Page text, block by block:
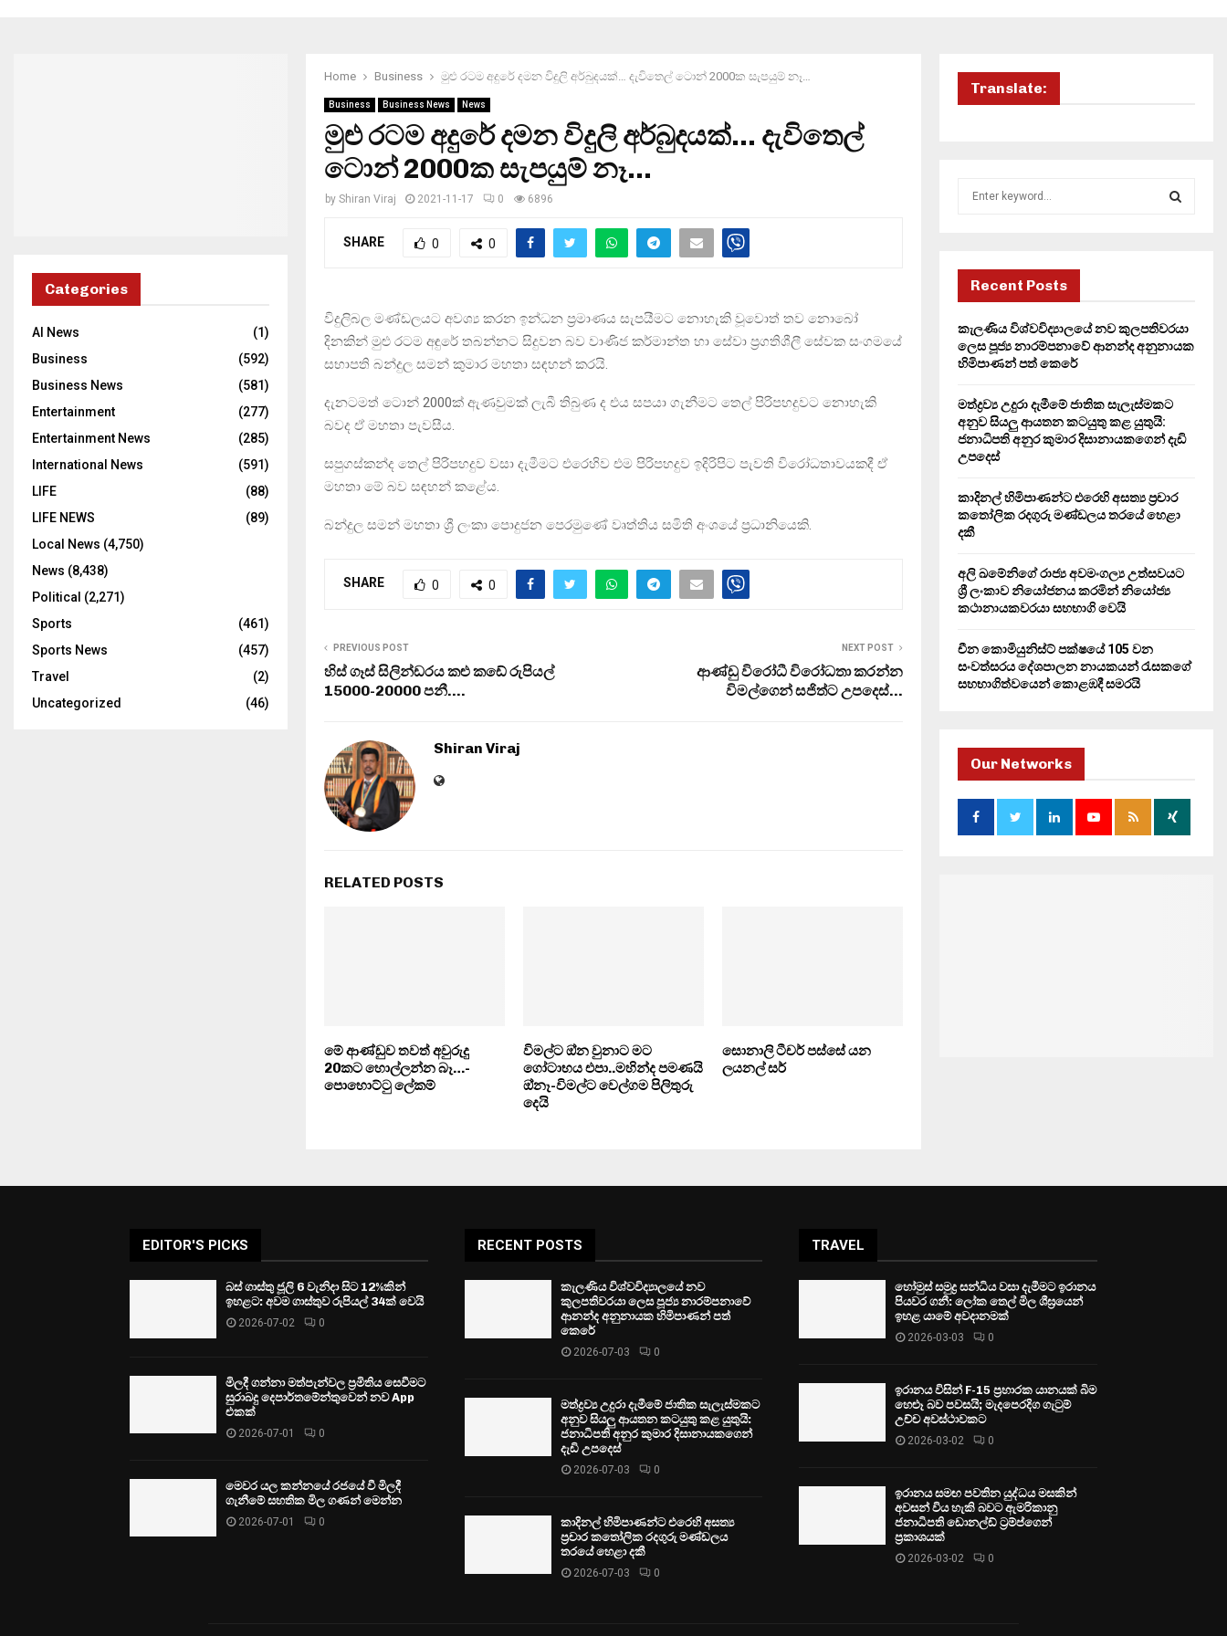
Home Business මුළු රටම අදුරේ දමන විදුලි අර්බුදයක්… දැවිතෙල් ටොන් 2000ක සැපයුම් නෑ…
Business Business News News
මුළු රටම අදුරේ දමන විදුලි අර්බුදයක්… දැවිතෙල්
ටොන් 2000ක සැපයුම් නෑ…
by Shiran Viraj 2021-11-17 0 6896
SHARE 0 0
විදුලිබල මණ්ඩලයට අවශ්‍ය කරන ඉන්ධන ප්‍රමාණය සැපයීමට නොහැකි වූවොත් තව නොබෝ
දිනකින් මුළු රටම අඳුරේ තබන්නට සිදුවන බව වාණිජ කර්මාන්ත හා සේවා ප්‍රගතිශීලී සේවක සංගමයේ
සභාපති බන්දුල සමන් කුමාර මහතා සඳහන් කරයි.
දැනටමත් ටොන් 2000ක් ඇණවුමක් ලැබී තිබුණ ද එය සපයා ගැනීමට තෙල් පිරිපහදුවට නොහැකි
බවද ඒ මහතා පැවසීය.
සපුගස්කන්ද තෙල් පිරිපහදුව වසා දැමීමට එරෙහිව එම පිරිපහදුව ඉදිරිපිට පැවති විරෝධතාවයකදී ඒ
මහතා මේ බව සඳහන් කළේය.
බන්දුල සමන් මහතා ශ්‍රී ලංකා පොදුජන පෙරමුණේ වෘත්තිය සමිති අංශයේ ප්‍රධානියෙකි.
SHARE 0 0
PREVIOUS POST
හිස් ගෑස් සිලින්ඩරය කළු කඩේ රුපියල්
15000-20000 පනී….
NEXT POST
ආණ්ඩු විරෝධී විරෝධතා කරන්න
විමල්ගෙන් සජිත්ට උපදෙස්…
Shiran Viraj
RELATED POSTS
මේ ආණ්ඩුව තවත් අවුරුදු
20කට හොල්ලන්න බෑ…-
පොහොට්ටු ලේකම්
විමල්ට ඔ්න වුනාට මට
ගෝටාභය එපා..මහින්ද පමණයි
ඔ්නෑ-විමල්ට වෙල්ගම පිලිතුරු
දෙයි
සොනාලි ටීචර් පස්‌සේ යන
ලයනල් සර්
Categories
AI News
(1)
Business
(592)
Business News
(581)
Entertainment
(277)
Entertainment News
(285)
International News
(591)
LIFE
(88)
LIFE NEWS
(89)
Local News (4,750)
News (8,438)
Political (2,271)
Sports
(461)
Sports News
(457)
Travel
(2)
Uncategorized
(46)
Translate:
f
r
:
R
Recent Posts
කැලණිය විශ්වවිද්‍යාලයේ නව කුලපතිවරයා
ලෙස පූජ්‍ය නාරම්පනාවේ ආනන්ද අනුනායක
හිමිපාණන් පත් කෙරේ
මත්ද්‍රව්‍ය උදුරා දැමීමේ ජාතික සැලැස්මකට
අනුව සියලු ආයතන කටයුතු කළ යුතුයි:
ජනාධිපති අනුර කුමාර දිසානායකගෙන් දැඩි
උපදෙස්
කාදිනල් හිමිපාණන්ට එරෙහි අසත්‍ය ප්‍රචාර
කතෝලික රදගුරු මණ්ඩලය තරයේ හෙළා
දකී
අලි ඛමේනිගේ රාජ්‍ය අවමංගල්‍ය උත්සවයට
ශ්‍රී ලංකාව නියෝජනය කරමින් නියෝජ්‍ය
කථානායකවරයා සහභාගි වෙයි
චීන කොමියුනිස්ට් පක්ෂයේ 105 වන
සංවත්සරය දේශපාලන නායකයන් රැසකගේ
සහභාගිත්වයෙන් කොළඹදී සමරයි
Our Networks
EDITOR'S PICKS
බස් ගාස්තු ජූලි 6 වැනිදා සිට 12%කින්
ඉහළට: අවම ගාස්තුව රුපියල් 34ක් වෙයි
2026-07-02 0
මිලදී ගන්නා මත්පැන්වල ප්‍රමිතිය සෙවීමට
සුරාබදු දෙපාර්තමේන්තුවෙන් නව App
එකක්
2026-07-01 0
මෙවර යල කන්නයේ රජයේ වී මිලදී
ගැනීමේ සහතික මිල ගණන් මෙන්න
2026-07-01 0
RECENT POSTS
කැලණිය විශ්වවිද්‍යාලයේ නව
කුලපතිවරයා ලෙස පූජ්‍ය නාරම්පනාවේ
ආනන්ද අනුනායක හිමිපාණන් පත්
කෙරේ
2026-07-03 0
මත්ද්‍රව්‍ය උදුරා දැමීමේ ජාතික සැලැස්මකට
අනුව සියලු ආයතන කටයුතු කළ යුතුයි:
ජනාධිපති අනුර කුමාර දිසානායකගෙන්
දැඩි උපදෙස්
2026-07-03 0
කාදිනල් හිමිපාණන්ට එරෙහි අසත්‍ය
ප්‍රචාර කතෝලික රදගුරු මණ්ඩලය
තරයේ හෙළා දකී
2026-07-03 0
TRAVEL
හෝමුස් සමුද්‍ර සන්ධිය වසා දැමීමට ඉරානය
පියවර ගනී: ලෝක තෙල් මිල ශීඝ්‍රයෙන්
ඉහළ යාමේ අවදානමක්
2026-03-03 0
ඉරානය විසින් F-15 ප්‍රහාරක යානයක් බිම
හෙළූ බව පවසයි; මැදපෙරදිග ගැටුම්
උච්ච අවස්ථාවකට
2026-03-02 0
ඉරානය සමඟ පවතින යුද්ධය මසකින්
අවසන් විය හැකි බවට ඇමරිකානු
ජනාධිපති ඩොනල්ඩ් ට්‍රම්ප්ගෙන්
ප්‍රකාශයක්
2026-03-02 0